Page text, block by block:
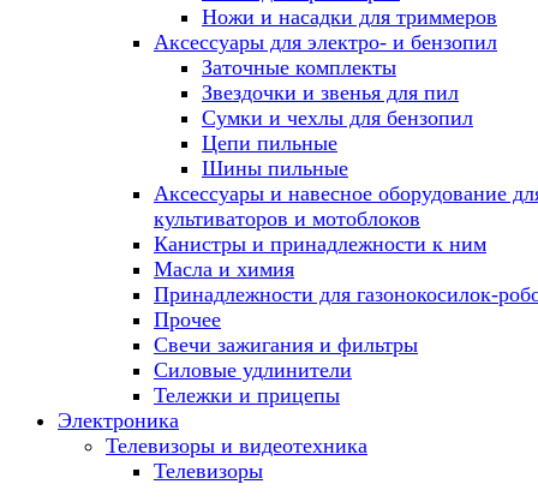
Ножи и насадки для триммеров
Аксессуары для электро- и бензопил
Заточные комплекты
Звездочки и звенья для пил
Сумки и чехлы для бензопил
Цепи пильные
Шины пильные
Аксессуары и навесное оборудование
культиваторов и мотоблоков
Канистры и принадлежности к ним
Масла и химия
Принадлежности для газонокосилок-
Прочее
Свечи зажигания и фильтры
Силовые удлинители
Тележки и прицепы
Электроника
Телевизоры и видеотехника
Телевизоры